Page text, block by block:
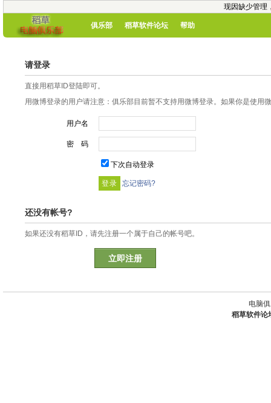
现因缺少管理
俱乐部 稻草软件论坛 帮助
请登录
直接用稻草ID登陆即可。
用微博登录的用户请注意：俱乐部目前暂不支持用微博登录。如果你是使用
用户名
密 码
下次自动登录
忘记密码?
还没有帐号?
如果还没有稻草ID，请先注册一个属于自己的帐号吧。
立即注册
电脑
稻草软件论